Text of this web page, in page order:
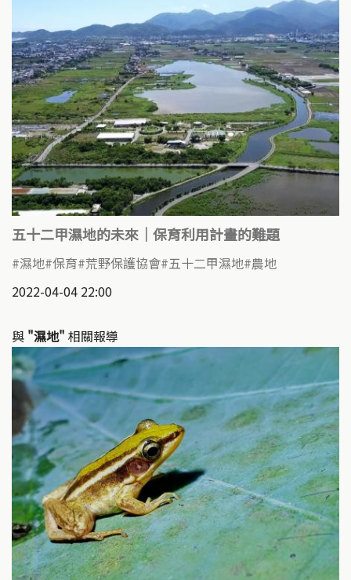
五十二甲濕地的未來｜保育利用計畫的難題
濕地 保育 荒野保護協會 五十二甲濕地 農地
2022-04-04 22:00
與 "濕地" 相關報導